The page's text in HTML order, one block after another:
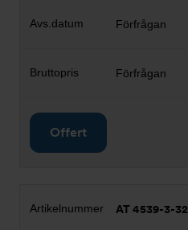
Förfrågan
Förfrågan
Offert
AT 4539-3-32